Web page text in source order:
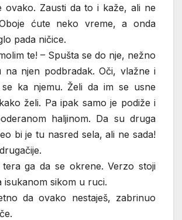
ovako. Zausti da to i kaže, ali ne
ćute neko vreme, a onda
pada ničice.
te! – Spušta se do nje, nežno
na njen podbradak. Oči, vlažne i
ka njemu. Želi da im se usne
želi. Pa ipak samo je podiže i
haljinom. Da su druga
bi je tu nasred sela, ali ne sada!
tera ga da se okrene. Verzo stoji
isukanom sikom u ruci.
da ovako nestaješ, zabrinuo